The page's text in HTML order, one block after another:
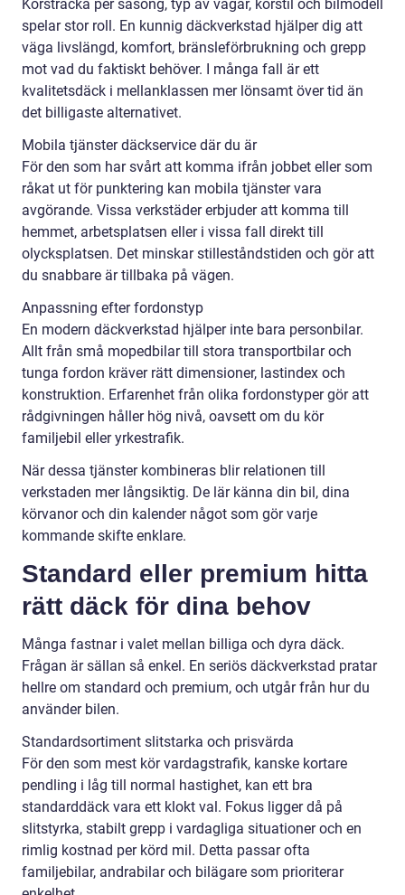
Körsträcka per säsong, typ av vägar, körstil och bilmodell
spelar stor roll. En kunnig däckverkstad hjälper dig att
väga livslängd, komfort, bränsleförbrukning och grepp
mot vad du faktiskt behöver. I många fall är ett
kvalitetsdäck i mellanklassen mer lönsamt över tid än
det billigaste alternativet.
Mobila tjänster däckservice där du är
För den som har svårt att komma ifrån jobbet eller som
råkat ut för punktering kan mobila tjänster vara
avgörande. Vissa verkstäder erbjuder att komma till
hemmet, arbetsplatsen eller i vissa fall direkt till
olycksplatsen. Det minskar stilleståndstiden och gör att
du snabbare är tillbaka på vägen.
Anpassning efter fordonstyp
En modern däckverkstad hjälper inte bara personbilar.
Allt från små mopedbilar till stora transportbilar och
tunga fordon kräver rätt dimensioner, lastindex och
konstruktion. Erfarenhet från olika fordonstyper gör att
rådgivningen håller hög nivå, oavsett om du kör
familjebil eller yrkestrafik.
När dessa tjänster kombineras blir relationen till
verkstaden mer långsiktig. De lär känna din bil, dina
körvanor och din kalender något som gör varje
kommande skifte enklare.
Standard eller premium hitta
rätt däck för dina behov
Många fastnar i valet mellan billiga och dyra däck.
Frågan är sällan så enkel. En seriös däckverkstad pratar
hellre om standard och premium, och utgår från hur du
använder bilen.
Standardsortiment slitstarka och prisvärda
För den som mest kör vardagstrafik, kanske kortare
pendling i låg till normal hastighet, kan ett bra
standarddäck vara ett klokt val. Fokus ligger då på
slitstyrka, stabilt grepp i vardagliga situationer och en
rimlig kostnad per körd mil. Detta passar ofta
familjebilar, andrabilar och bilägare som prioriterar